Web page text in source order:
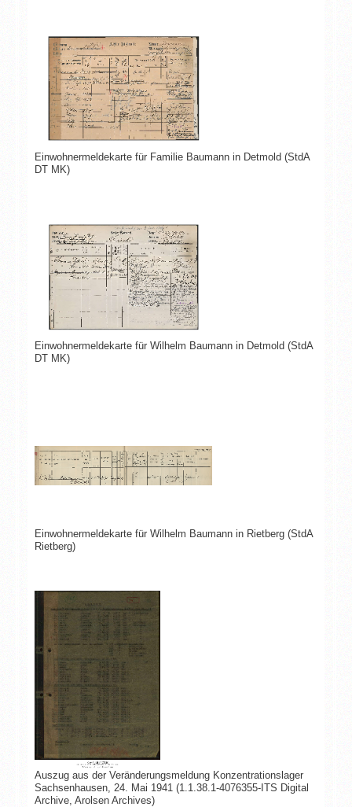
Einwohnermeldekarte für Familie Baumann in Detmold (StdA
DT MK)
Einwohnermeldekarte für Wilhelm Baumann in Detmold (StdA
DT MK)
Einwohnermeldekarte für Wilhelm Baumann in Rietberg (StdA
Rietberg)
Auszug aus der Veränderungsmeldung Konzentrationslager
Sachsenhausen, 24. Mai 1941 (1.1.38.1-4076355-ITS Digital
Archive, Arolsen Archives)